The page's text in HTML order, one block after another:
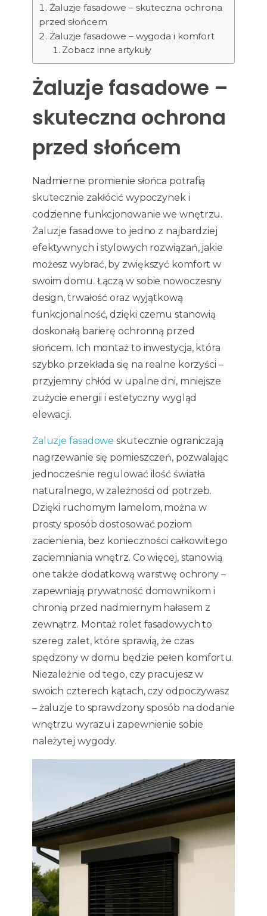
Żaluzje fasadowe – skuteczna ochrona
przed słońcem
Żaluzje fasadowe – wygoda i komfort
Zobacz inne artykuły
Żaluzje fasadowe –
skuteczna ochrona
przed słońcem
Nadmierne promienie słońca potrafią
skutecznie zakłócić wypoczynek i
codzienne funkcjonowanie we wnętrzu.
Żaluzje fasadowe to jedno z najbardziej
efektywnych i stylowych rozwiązań, jakie
możesz wybrać, by zwiększyć komfort w
swoim domu. Łączą w sobie nowoczesny
design, trwałość oraz wyjątkową
funkcjonalność, dzięki czemu stanowią
doskonałą barierę ochronną przed
słońcem. Ich montaż to inwestycja, która
szybko przekłada się na realne korzyści –
przyjemny chłód w upalne dni, mniejsze
zużycie energii i estetyczny wygląd
elewacji.
Żaluzje fasadowe skutecznie ograniczają
nagrzewanie się pomieszczeń, pozwalając
jednocześnie regulować ilość światła
naturalnego, w zależności od potrzeb.
Dzięki ruchomym lamelom, można w
prosty sposób dostosować poziom
zacienienia, bez konieczności całkowitego
zaciemniania wnętrz. Co więcej, stanowią
one także dodatkową warstwę ochrony –
zapewniają prywatność domownikom i
chronią przed nadmiernym hałasem z
zewnątrz. Montaż rolet fasadowych to
szereg zalet, które sprawią, że czas
spędzony w domu będzie pełen komfortu.
Niezależnie od tego, czy pracujesz w
swoich czterech kątach, czy odpoczywasz
– żaluzje to sprawdzony sposób na dodanie
wnętrzu wyrazu i zapewnienie sobie
należytej wygody.